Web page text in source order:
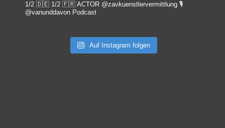
1/2 🇩🇪 1/2 🇫🇷 ACTOR @zavkuenstlervermittlung 🎙️
@vanunddavon Podcast
Auf Instagram folgen